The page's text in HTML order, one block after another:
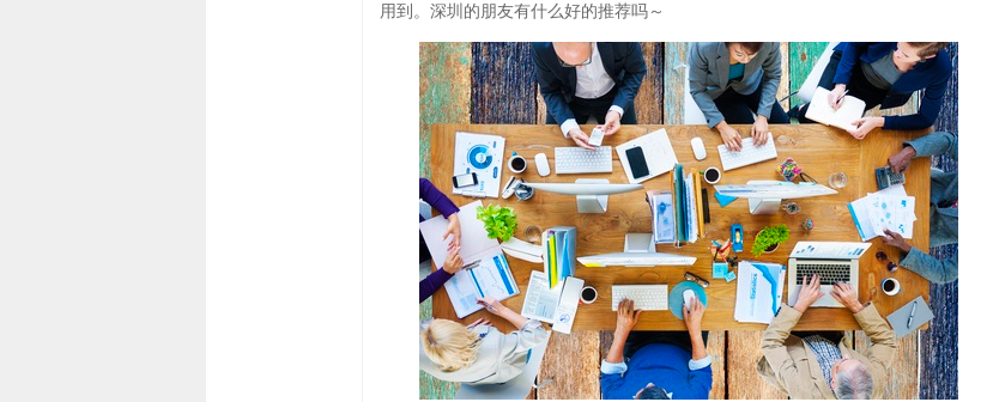
用到。深圳的朋友有什么好的推荐吗～